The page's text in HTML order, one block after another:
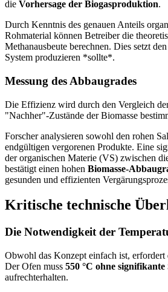
die Vorhersage der Biogasproduktion.
Durch Kenntnis des genauen Anteils
Rohmaterial können Betreiber die
Methanausbeute berechnen. Dies setzt
System produzieren *sollte*.
Messung des Abbaugrades
Die Effizienz wird durch den Vergleich
"Nachher"-Zustände der Biomasse
Forscher analysieren sowohl den rohen
endgültigen vergorenen Produkte. Eine
der organischen Materie (VS) zwischen
bestätigt einen hohen Biomasse-
gesunden und effizienten
Kritische technische
Die Notwendigkeit der
Obwohl das Konzept einfach ist, erfordert
Der Ofen muss 550 °C ohne
aufrechterhalten.